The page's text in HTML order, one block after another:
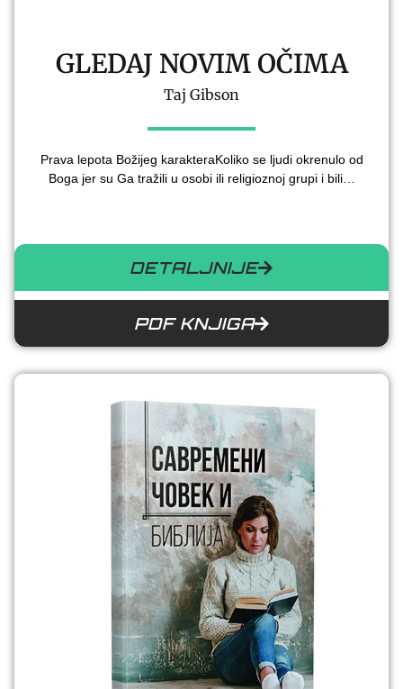
GLEDAJ NOVIM OČIMA
Taj Gibson
Prava lepota Božijeg karakteraKoliko se ljudi okrenulo od
Boga jer su Ga tražili u osobi ili religioznoj grupi i bili…
DETALJNIJE
PDF KNJIGA